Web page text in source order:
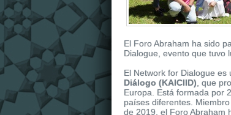
El Foro Abraham ha sido
Dialogue, evento que tuvo
El Network for Dialogue
Diálogo (KAICIID) , que
Europa. Está formada por
países diferentes.
de 2019, el Foro Abraham